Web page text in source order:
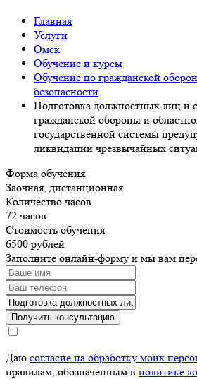
Главная
Услуги
Омск
Обучение и курсы
Обучение по гражданской
безопасности
Подготовка должностных лиц и
гражданской обороны и
государственной системы
ликвидации чрезвычайных
Форма обучения
Заочная, дистанционная
Количество часов
72 часов
Стоимость обучения
6500 рублей
Заполните онлайн-форму и мы вам
Получить консультацию
Даю согласие на обработку моих
правилам, обозначенным в политике